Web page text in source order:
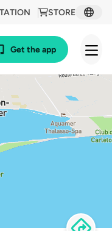
STORE
Get the app